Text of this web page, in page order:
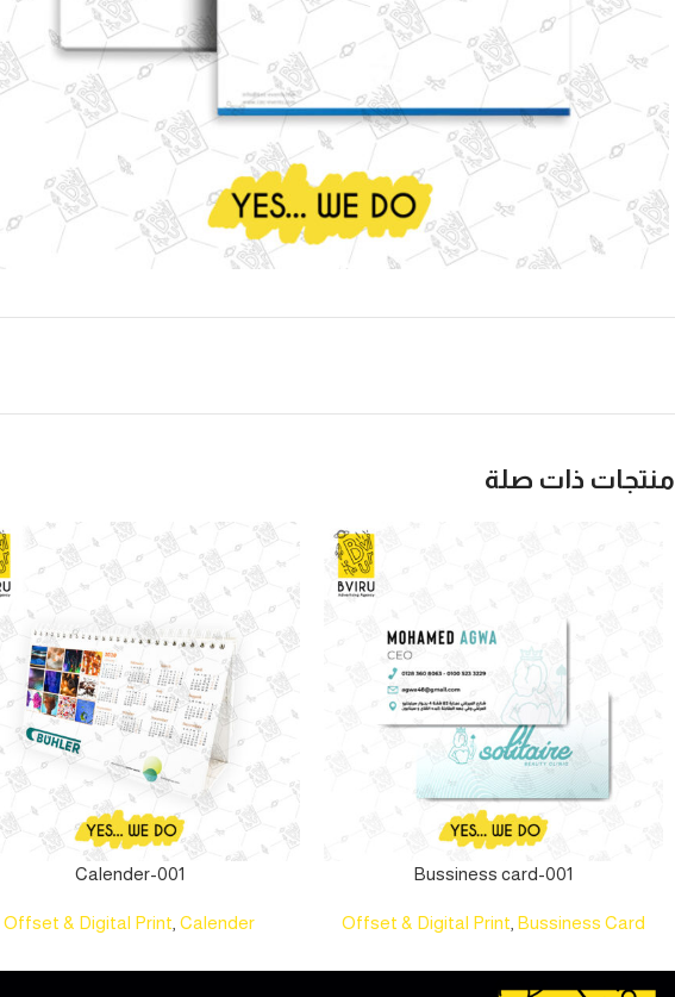
منتجات ذات صلة
Bussiness card-001
Offset & Digital Print, Bussiness Card
Calender-001
Offset & Digital Print,Calender